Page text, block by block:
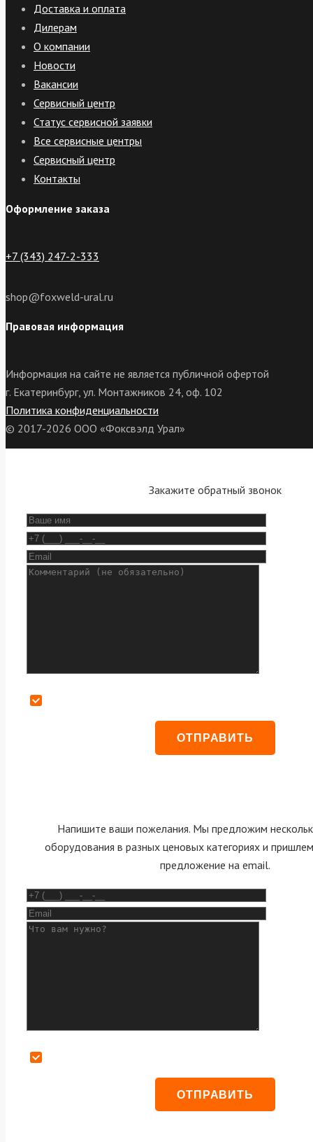
Доставка и оплата
Дилерам
О компании
Новости
Вакансии
Сервисный центр
Статус сервисной заявки
Все сервисные центры
Сервисный центр
Контакты
Оформление заказа
+7 (343) 247-2-333
shop@foxweld-ural.ru
Правовая информация
Информация на сайте не является публичной офертой
г. Екатеринбург, ул. Монтажников 24, оф. 102
Политика конфиденциальности
© 2017-2026 ООО «Фоксвэлд Урал»
Закажите обратный звонок
Напишите ваши пожелания. Мы предложим
оборудования в разных ценовых категориях и
предложение на email.